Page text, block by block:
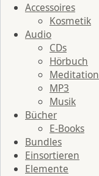
Accessoires
Kosmetik
Audio
CDs
Hörbuch
Meditation
MP3
Musik
Bücher
E-Books
Bundles
Einsortieren
Elemente